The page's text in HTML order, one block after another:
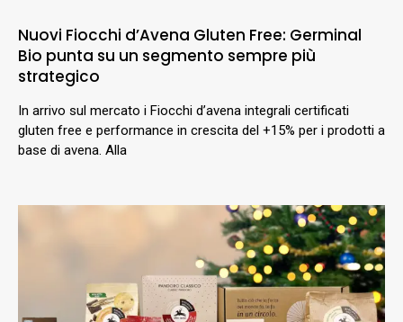
Nuovi Fiocchi d’Avena Gluten Free: Germinal
Bio punta su un segmento sempre più
strategico
In arrivo sul mercato i Fiocchi d’avena integrali certificati
gluten free e performance in crescita del +15% per i prodotti a
base di avena. Alla